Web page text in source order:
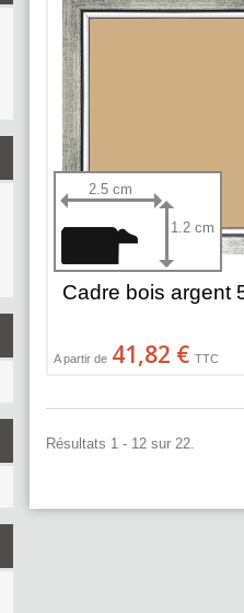
2.5 cm
1.2 cm
Cadre bois argent
A partir de 41,82 € TTC
Résultats 1 - 12 sur 22.